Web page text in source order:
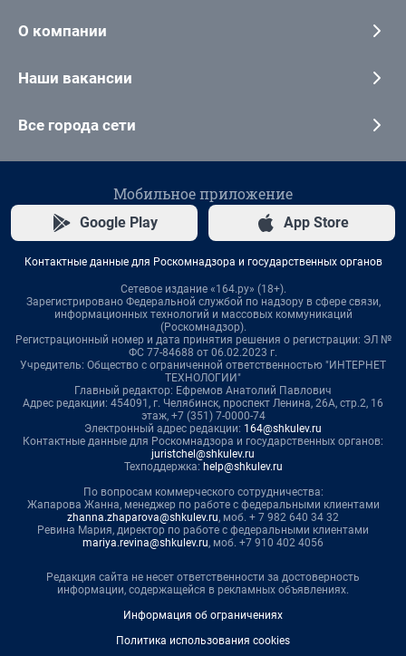
О компании
Наши вакансии
Все города сети
Мобильное приложение
Google Play App Store
Контактные данные для Роскомнадзора и государственных органов
Сетевое издание «164.ру» (18+).
Зарегистрировано Федеральной службой по надзору в сфере связи,
информационных технологий и массовых коммуникаций
(Роскомнадзор).
Регистрационный номер и дата принятия решения о регистрации: ЭЛ №
ФС 77-84688 от 06.02.2023 г.
Учредитель: Общество с ограниченной ответственностью "ИНТЕРНЕТ
ТЕХНОЛОГИИ"
Главный редактор: Ефремов Анатолий Павлович
Адрес редакции: 454091, г. Челябинск, проспект Ленина, 26А, стр.2, 16
этаж, +7 (351) 7-0000-74
Электронный адрес редакции: 164@shkulev.ru
Контактные данные для Роскомнадзора и государственных органов:
juristchel@shkulev.ru
Техподдержка: help@shkulev.ru
По вопросам коммерческого сотрудничества:
Жапарова Жанна, менеджер по работе с федеральными клиентами
zhanna.zhaparova@shkulev.ru, моб. + 7 982 640 34 32
Ревина Мария, директор по работе с федеральными клиентами
mariya.revina@shkulev.ru, моб. +7 910 402 4056
Редакция сайта не несет ответственности за достоверность
информации, содержащейся в рекламных объявлениях.
Информация об ограничениях
Политика использования cookies